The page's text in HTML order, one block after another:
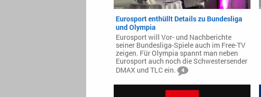
Eurosport enthüllt Details zu Bundesliga
und Olympia
Eurosport will Vor- und Nachberichte
seiner Bundesliga-Spiele auch im Free-TV
zeigen. Für Olympia spannt man neben
Eurosport auch noch die Schwestersender
DMAX und TLC ein.
4